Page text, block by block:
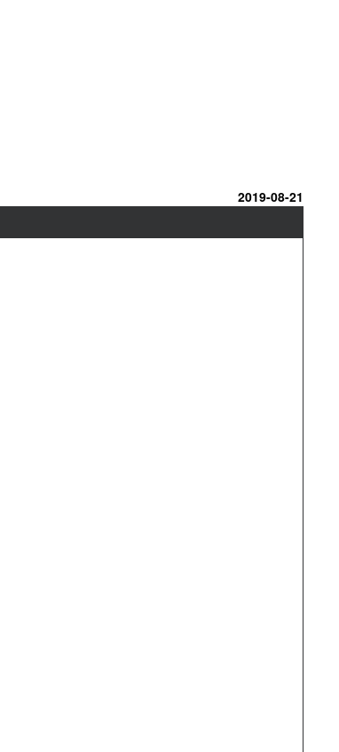
2019-08-21